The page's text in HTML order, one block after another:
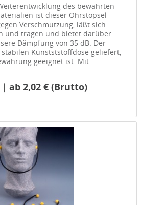
des bewährten
ist dieser Ohrstöpsel
Verschmutzung, läßt sich
und tragen und bietet darüber
Dämpfung von 35 dB. Der
Kunstststoffdose geliefert,
geeignet ist. Mit...
ab 2,02 € (Brutto)